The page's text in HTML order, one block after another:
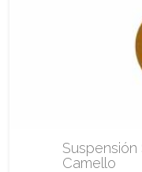
Suspensión
Camello